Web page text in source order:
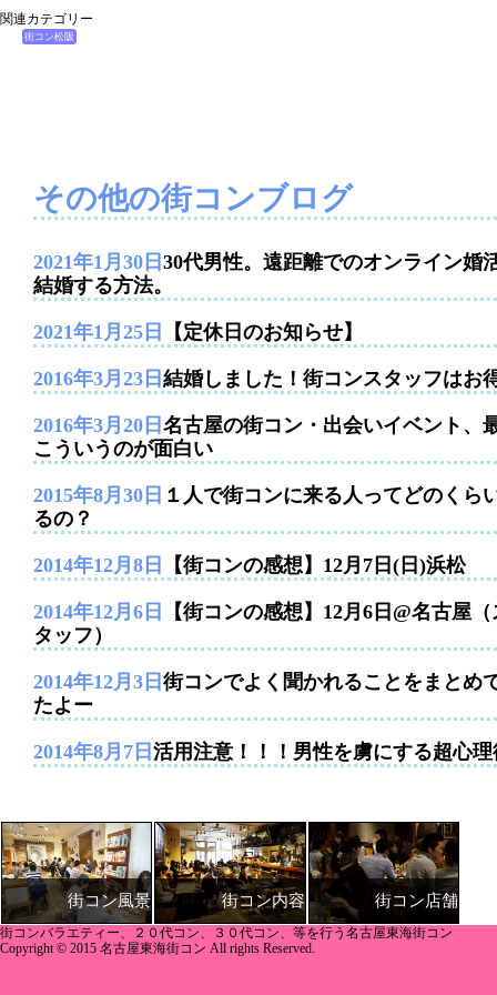
関連カテゴリー
街コン松阪
その他の街コンブログ
2021年1月30日 30代男性。遠距離でのオンライン婚
結婚する方法。
2021年1月25日 【定休日のお知らせ】
2016年3月23日 結婚しました！街コンスタッフはお
2016年3月20日 名古屋の街コン・出会いイベント、
こういうのが面白い
2015年8月30日 １人で街コンに来る人ってどのくら
るの？
2014年12月8日 【街コンの感想】12月7日(日)浜松
2014年12月6日
【街コンの感想】12月6日@名古屋（
タッフ）
2014年12月3日 街コンでよく聞かれることをまとめ
たよー
2014年8月7日 活用注意！！！男性を虜にする超心理
街コン風景 街コン内容 街コン店舗
街コンバラエティー、２０代コン、３０代コン、等を行う名古屋東海街コン
Copyright © 2015 名古屋東海街コン All rights Reserved.